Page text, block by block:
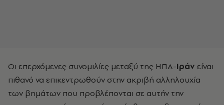
Οι επερχόμενες συνομιλίες μεταξύ της ΗΠΑ-Ιράν είναι
πιθανό να επικεντρωθούν στην ακριβή αλληλουχία
των βημάτων που προβλέπονται σε αυτήν την